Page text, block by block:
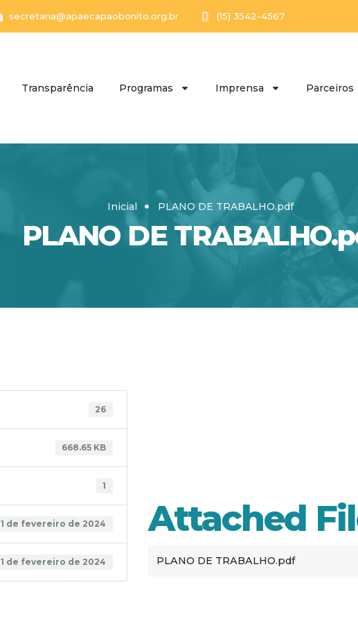
secretaria@apaecapaobonito.org.br (15) 3542-4567
Transparência Programas Imprensa Parceiros
Inicial PLANO DE TRABALHO.pdf
PLANO DE
26
668.65 KB
1
1 de fevereiro de 2024
1 de fevereiro de 2024
Attached
PLANO DE TRABALHO.pdf